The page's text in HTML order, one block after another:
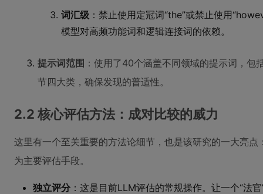
词汇级 ：禁止使用定冠词“the”或禁止使用
模型对高频功能词和逻辑连接词的依赖。
提示词范围 ：使用了40个涵盖不同领域的提示词，
节四大类，确保发现的普适性。
2.2 核心评估方法：成对比较的威力
这里有一个至关重要的方法论细节，也是该研究的一大亮点
为主要评估手段。
独立评分 ：这是目前LLM评估的常规操作。让一个“法